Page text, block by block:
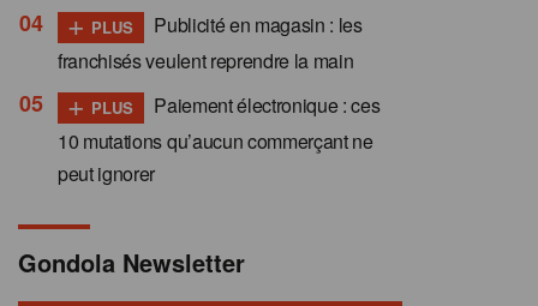
+ PLUS
Publicité en magasin : les
franchisés veulent reprendre la main
+ PLUS
Paiement électronique : ces
10 mutations qu’aucun commerçant ne
peut ignorer
Gondola Newsletter